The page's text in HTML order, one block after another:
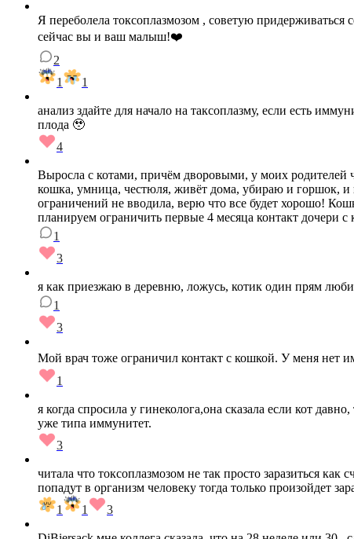
Я переболела токсоплазмозом , советую
сейчас вы и ваш малыш!❤️
2
1
1
анализ здайте для начало на таксоплазму, если есть
плода 🥹
4
Выросла с котами, причём дворовыми, у моих родителей
кошка, умница, честюля, живёт дома, убираю и горшок, и
ограничений не вводила, верю что все будет хорошо!
планируем ограничить первые 4 месяца контакт дочери
1
3
я как приезжаю в деревню, ложусь, котик один прям
1
3
Мой врач тоже ограничил контакт с кошкой. У меня нет
1
я когда спросила у гинеколога,она сказала если кот
уже типа иммунитет.
3
читала что токсоплазмозом не так просто заразиться
попадут в организм человеку тогда только произойдет
1
1 3